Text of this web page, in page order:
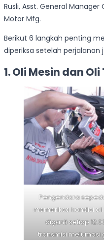
Rusli, Asst. General Manager
Motor Mfg.
Berikut 6 langkah penting
diperiksa setelah perjalanan
1.Oli Mesin dan
Pengendara
memeriksa kondisi
diganti setiap
transmisi melumasi